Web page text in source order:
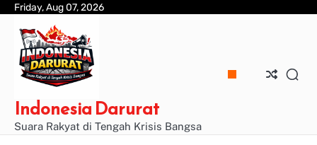
Skip
content
Friday, Aug 07, 2026
Indonesia Darurat
Suara Rakyat di Tengah Krisis Bangsa